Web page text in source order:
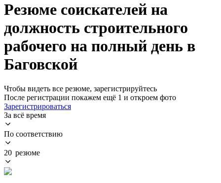
Резюме соискателей на
должность строительного
рабочего на полный день в
Баговской
Чтобы видеть все резюме, зарегистрируйтесь
После регистрации покажем ещё 1 и откроем фото
Зарегистрироваться
За всё время
По соответствию
20 резюме